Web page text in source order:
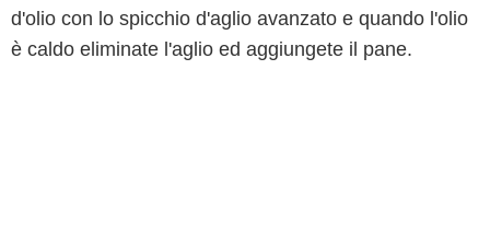
d'olio con lo spicchio d'aglio avanzato e quando l'olio
è caldo eliminate l'aglio ed aggiungete il pane.